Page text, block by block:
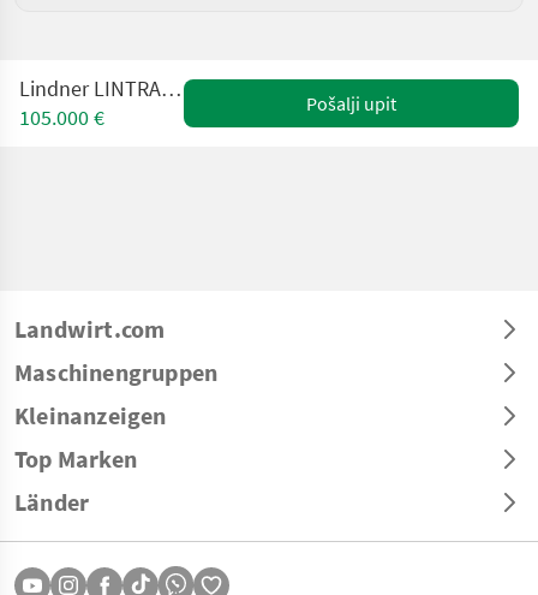
Lindner LINTRAC 130 WEISS
105.000 €
Pošalji upit
Landwirt.com
Maschinengruppen
Kleinanzeigen
Top Marken
Länder